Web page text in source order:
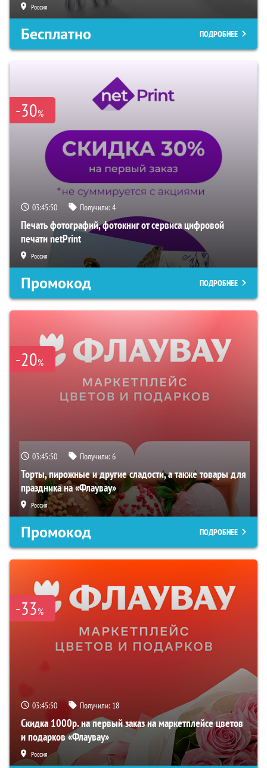
Россия
Бесплатно ПОДРОБНЕЕ
-30%
03:45:50 Получили:4
Печать фотографий, фотокниг от сервиса цифровой
печати netPrint
Россия
Промокод ПОДРОБНЕЕ
-20%
03:45:50 Получили:6
Торты, пирожные и другие сладости, а также товары для
праздника на «Флаувау»
Россия
Промокод ПОДРОБНЕЕ
-33%
03:45:50 Получили: 18
Скидка 1000р. на первый заказ на маркетплейсе цветов
и подарков «Флаувау»
Россия